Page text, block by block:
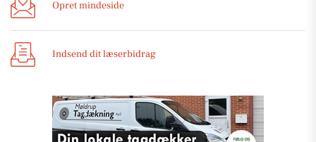
Opret mindeside
Indsend dit læserbidrag